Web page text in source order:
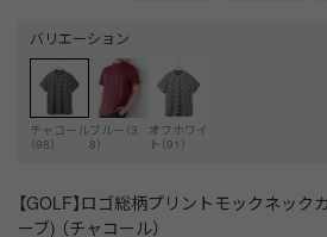
バリエーション
チャコール
（98）
ブルー（3
8）
オフホワイ
ト（91）
【GOLF】ロゴ総柄プリントモックネッ
ーブ) （チャコール）